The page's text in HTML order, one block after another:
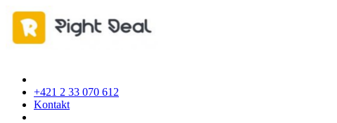
+421 2 33 070 612
Kontakt